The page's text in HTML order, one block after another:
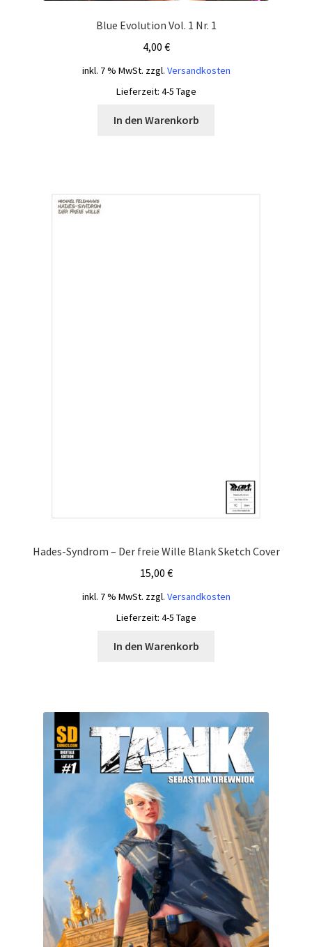
Blue Evolution Vol. 1 Nr. 1
4,00 €
inkl. 7 % MwSt. zzgl. Versandkosten
Lieferzeit: 4-5 Tage
In den Warenkorb
Hades-Syndrom – Der freie Wille Blank Sketch Cover
15,00 €
inkl. 7 % MwSt. zzgl. Versandkosten
Lieferzeit: 4-5 Tage
In den Warenkorb